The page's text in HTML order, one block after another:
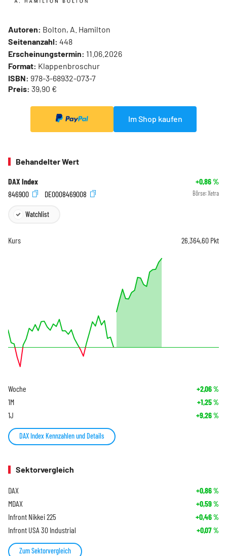
Autoren: Bolton, A. Hamilton
Seitenanzahl: 448
Erscheinungstermin: 11.06.2026
Format: Klappenbroschur
ISBN: 978-3-68932-073-7
Preis: 39,90 €
Im Shop kaufen
Behandelter Wert
DAX Index +0,86%
846900
DE0008469008 Börse: Xetra
Watchlist
Kurs 26.364,60 Pkt
Woche +2,06%
1M +1,25%
1J +9,26%
DAX Index Kennzahlen und Details
Sektorvergleich
DAX +0,86%
MDAX +0,59%
Infront Nikkei 225 +0,46%
Infront USA 30 Industrial +0,07%
Zum Sektorvergleich